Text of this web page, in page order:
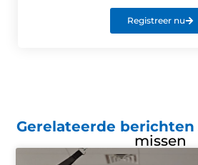
Registreer nu
Gerelateerde berichten
missen